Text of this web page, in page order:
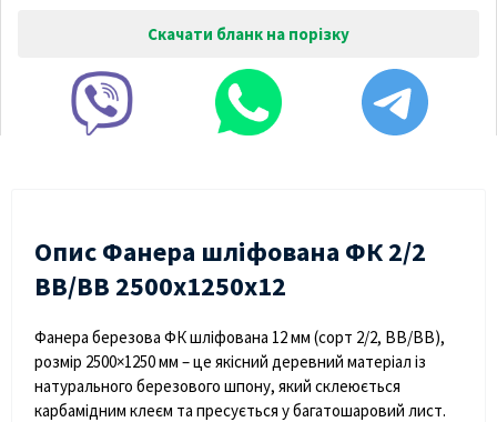
Скачати бланк на порізку
Опис Фанера шліфована ФК 2/2
BB/BB 2500х1250х12
Фанера березова ФК шліфована 12 мм (сорт 2/2, BB/BB),
розмір 2500×1250 мм – це якісний деревний матеріал із
натурального березового шпону, який склеюється
карбамідним клеєм та пресується у багатошаровий лист.